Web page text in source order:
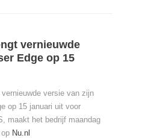
vernieuwde
Edge op 15
versie van zijn
op 15 januari uit voor
maakt het bedrijf maandag
Nu.nl